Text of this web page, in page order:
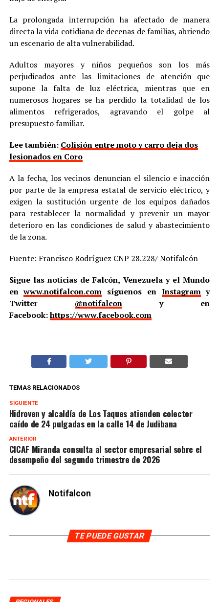
La prolongada interrupción ha afectado de manera
directa la vida cotidiana de decenas de familias, abriendo
un escenario de alta vulnerabilidad.
Adultos mayores y niños pequeños son los más
perjudicados ante las limitaciones de atención que
supone la falta de luz eléctrica, mientras que en
numerosos hogares se ha perdido la totalidad de los
alimentos refrigerados, agravando el golpe al
presupuesto familiar.
Lee también: Colisión entre moto y carro deja dos
lesionados en Coro
A la fecha, los vecinos denuncian el silencio e inacción
por parte de la empresa estatal de servicio eléctrico, y
exigen la sustitución urgente de los equipos dañados
para restablecer la normalidad y prevenir un mayor
deterioro en las condiciones de salud y abastecimiento
de la zona.
Fuente: Francisco Rodríguez CNP 28.228/ Notifalcón
Sigue las noticias de Falcón, Venezuela y el Mundo
enwww.notifalcon.com síguenos en Instagramy
Twitter @notifalcony en
Facebook:https://www.facebook.com
TEMAS RELACIONADOS
SIGUIENTE
Hidroven y alcaldía de Los Taques atienden colector
caído de 24 pulgadas en la calle 14 de Judibana
ANTERIOR
CICAF Miranda consulta al sector empresarial sobre el
desempeño del segundo trimestre de 2026
Notifalcon
TE PUEDE GUSTAR